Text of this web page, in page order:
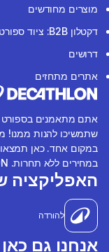
מוצרים מחודשים
דקטלון B2B: ציוד ספורט למוסדות
דרושים
אתרים מתחזים
אתם מתאמנים בספורט
שתמשיכו להנות ממנו!
במקום אחד. כאן תמצאו
במחירים ללא תחרות. DECATHLON. עושים ספורט יחד!
האפליקציה
להורדה
אנחנו גם כאן